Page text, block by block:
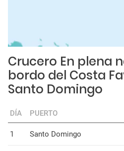
Crucero En plena
bordo del Costa
Santo Domingo
DÍA PUERTO
1 Santo Domingo